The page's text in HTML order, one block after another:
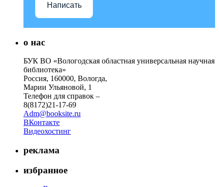
Написать
о нас
БУК ВО «Вологодская областная универсальная научная
библиотека»
Россия, 160000, Вологда,
Марии Ульяновой, 1
Телефон для справок –
8(8172)21-17-69
Adm@booksite.ru
ВКонтакте
Видеохостинг
реклама
избранное